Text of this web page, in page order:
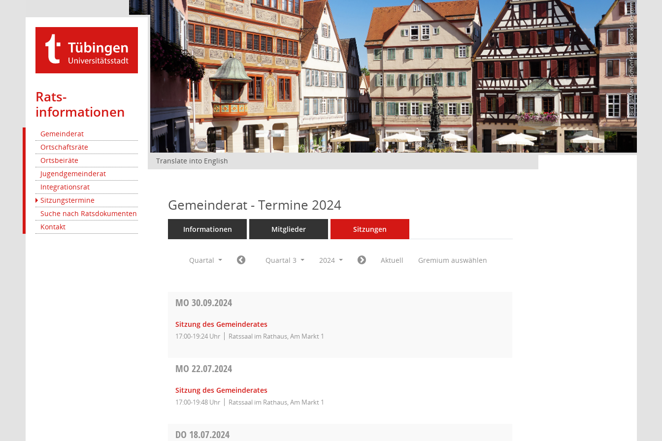
Rats­
informationen
Gemeinderat
Ortschaftsräte
Ortsbeiräte
Jugendgemeinderat
Integrationsrat
Sitzungstermine
Suche nach Ratsdokumenten
Kontakt
Bild: @Manuel Schönfeld – stock.adobe.com
Translate into English
Gemeinderat - Termine 2024
Informationen Mitglieder Sitzungen
Quartal Quartal 3 2024 Aktuell Gremium auswählen
MO30.09.2024
Sitzung des Gemeinderates
17:00-19:24 Uhr Ratssaal im Rathaus, Am Markt 1
MO22.07.2024
Sitzung des Gemeinderates
17:00-19:48 Uhr Ratssaal im Rathaus, Am Markt 1
DO 18.07.2024